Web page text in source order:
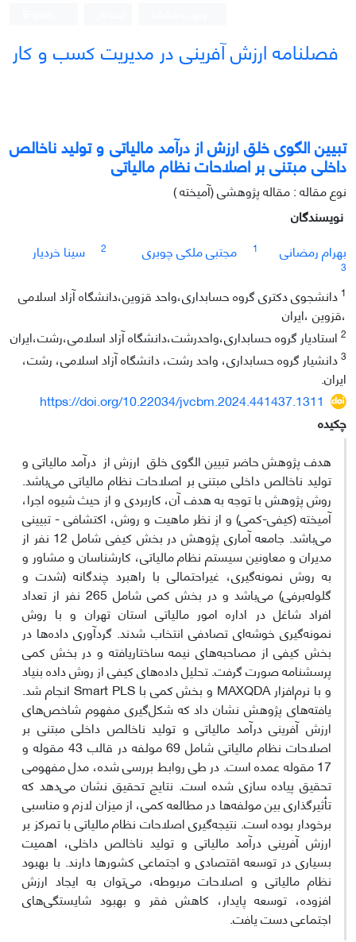
فصلنامه ارزش آفرینی در مدیریت کسب و کار
تبیین الگوی خلق ارزش‌ از درآمد مالیاتی و تولید ناخالص
داخلی مبتنی بر اصلاحات نظام مالیاتی
نوع مقاله : مقاله پژوهشی (آمیخته )
نویسندگان
بهرام رمضانی
1 مجتبی ملکی چوبری 2 سینا خردیار
3
1 دانشجوی دکتری گروه حسابداری،واحد قزوین،دانشگاه آزاد اسلامی
،قزوین ،ایران
2 استادیار گروه حسابداری،واحدرشت،دانشگاه آزاد اسلامی،رشت،ایران
3دانشیار گروه حسابداری، واحد رشت، دانشگاه آزاد اسلامی، رشت،
ایران.
https://doi.org/10.22034/jvcbm.2024.441437.1311
چکیده
هدف پژوهش حاضر تبیین الگوی خلق ارزش‌ از درآمد مالیاتی و
تولید ناخالص داخلی مبتنی بر اصلاحات نظام مالیاتی می‌باشد.
روش پژوهش با توجه به هدف آن، کاربردی و از حیث شیوه اجرا،
آمیخته (کیفی-کمی) و از نظر ماهیت و روش، اکتشافی - تبیینی
می‌باشد. جامعه آماری پژوهش در بخش کیفی شامل 12 نفر از
مدیران و معاونین سیستم نظام مالیاتی، کارشناسان و مشاور و
به روش نمونه‌گیری، غیراحتمالی با راهبرد چندگانه (شدت و
گلوله‌برفی) می‌باشد و در بخش کمی شامل 265 نفر از تعداد
افراد شاغل در اداره امور مالیاتی استان تهران و با روش
نمونه‌گیری خوشه‌ای تصادفی انتخاب شدند. گرد‌آوری داده‌ها در
بخش کیفی از مصاحبه‌های نیمه ساختاریافته و در بخش کمی
پرسشنامه صورت گرفت. تحلیل داده‌های کیفی از روش داده بنیاد
و با نرم‌افزار MAXQDA و بخش کمی با Smart PLS انجام شد.
یافته‌های پژوهش نشان داد که شکل‌گیری مفهوم شاخص‌های
ارزش آفرینی درآمد مالیاتی و تولید ناخالص داخلی مبتنی بر
اصلاحات نظام مالیاتی شامل 69 مولفه در قالب 43 مقوله و
17 مقوله عمده است. در طی روابط بررسی شده، مدل مفهومی
تحقیق پیاده سازی شده است. نتایج تحقیق نشان می‌دهد که
تأثیرگذاری بین مولفه‌ها در مطالعه کمی، از میزان لازم و مناسبی
برخودار بوده است. نتیجه‌گیری اصلاحات نظام مالیاتی با تمرکز بر
ارزش آفرینی درآمد مالیاتی و تولید ناخالص داخلی، اهمیت
بسیاری در توسعه اقتصادی و اجتماعی کشورها دارند. با بهبود
نظام مالیاتی و اصلاحات مربوطه، می‌توان به ایجاد ارزش
افزوده، توسعه پایدار، کاهش فقر و بهبود شایستگی‌های
اجتماعی دست یافت.